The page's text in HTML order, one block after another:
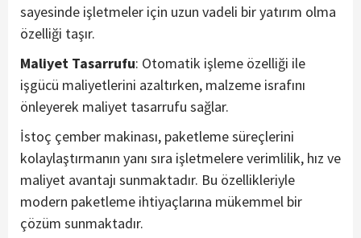
sayesinde işletmeler için uzun vadeli bir yatırım olma
özelliği taşır.
Maliyet Tasarrufu: Otomatik işleme özelliği ile
işgücü maliyetlerini azaltırken, malzeme israfını
önleyerek maliyet tasarrufu sağlar.
İstoç çember makinası, paketleme süreçlerini
kolaylaştırmanın yanı sıra işletmelere verimlilik, hız ve
maliyet avantajı sunmaktadır. Bu özellikleriyle
modern paketleme ihtiyaçlarına mükemmel bir
çözüm sunmaktadır.